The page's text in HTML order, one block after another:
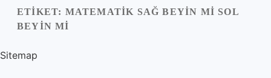
Yasal Uyarı
ETIKET: MATEMATIK SAĞ BEYIN MI SOL
BEYIN MI
Sitemap